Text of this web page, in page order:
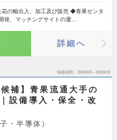
花の輸出入、加工及び販売 ◆青果センタ
発、マッチングサイトの運…
詳細へ
掲載期間 26/08/06～26/08/19
補】青果流通大手の
設備導入・保全・改
・半導体）